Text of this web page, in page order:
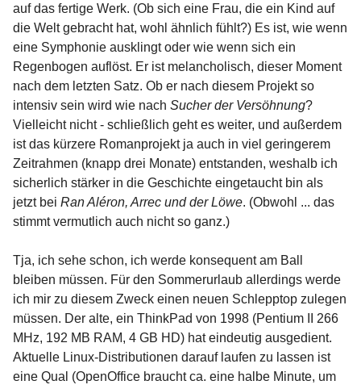
auf das fertige Werk. (Ob sich eine Frau, die ein Kind auf
die Welt gebracht hat, wohl ähnlich fühlt?) Es ist, wie wenn
eine Symphonie ausklingt oder wie wenn sich ein
Regenbogen auflöst. Er ist melancholisch, dieser Moment
nach dem letzten Satz. Ob er nach diesem Projekt so
intensiv sein wird wie nach Sucher der Versöhnung?
Vielleicht nicht - schließlich geht es weiter, und außerdem
ist das kürzere Romanprojekt ja auch in viel geringerem
Zeitrahmen (knapp drei Monate) entstanden, weshalb ich
sicherlich stärker in die Geschichte eingetaucht bin als
jetzt bei Ran Aléron, Arrec und der Löwe. (Obwohl ... das
stimmt vermutlich auch nicht so ganz.)
Tja, ich sehe schon, ich werde konsequent am Ball
bleiben müssen. Für den Sommerurlaub allerdings werde
ich mir zu diesem Zweck einen neuen Schlepptop zulegen
müssen. Der alte, ein ThinkPad von 1998 (Pentium II 266
MHz, 192 MB RAM, 4 GB HD) hat eindeutig ausgedient.
Aktuelle Linux-Distributionen darauf laufen zu lassen ist
eine Qual (OpenOffice braucht ca. eine halbe Minute, um